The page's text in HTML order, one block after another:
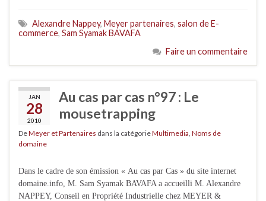
Alexandre Nappey, Meyer partenaires, salon de E-
commerce, Sam Syamak BAVAFA
Faire un commentaire
JAN
28
2010
Au cas par cas n°97 : Le
mousetrapping
DeMeyer et Partenaires dans la catégorieMultimedia Noms de
domaine
Dans le cadre de son émission « Au cas par Cas » du site internet
domaine.info, M. Sam Syamak BAVAFA a accueilli M. Alexandre
NAPPEY, Conseil en Propriété Industrielle chez MEYER &